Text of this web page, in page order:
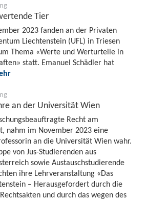
Tier
2023 fanden an der Privaten
Liechtenstein (UFL) in Triesen
Thema «Werte und Werturteile in
statt. Emanuel Schädler hat
an der Universität Wien
Recht am
nahm im November 2023 eine
an die Universität Wien wahr.
von Jus-Studierenden aus
sowie Austauschstudierende
ihre Lehrveranstaltung «Das
– Herausgefordert durch die
und durch das wegen des